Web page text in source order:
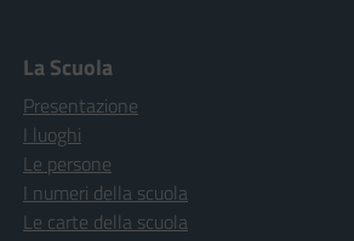
La Scuola
Presentazione
I luoghi
Le persone
I numeri della scuola
Le carte della scuola